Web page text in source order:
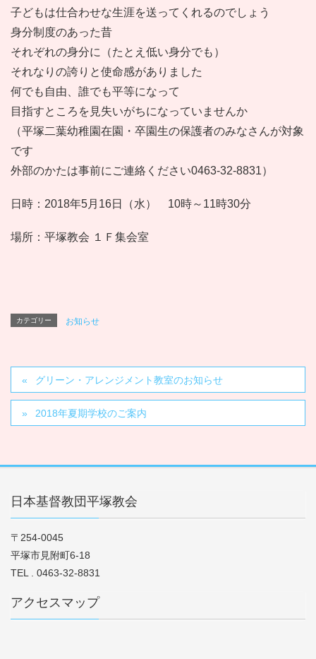
子どもは仕合わせな生涯を送ってくれるのでしょう
身分制度のあった昔
それぞれの身分に（たとえ低い身分でも）
それなりの誇りと使命感がありました
何でも自由、誰でも平等になって
目指すところを見失いがちになっていませんか
（平塚二葉幼稚園在園・卒園生の保護者のみなさんが対象
です
外部のかたは事前にご連絡ください0463-32-8831）
日時：2018年5月16日（水） 10時～11時30分
場所：平塚教会 １Ｆ集会室
カテゴリー お知らせ
グリーン・アレンジメント教室のお知らせ
2018年夏期学校のご案内
日本基督教団平塚教会
〒254-0045
平塚市見附町6-18
TEL . 0463-32-8831
アクセスマップ